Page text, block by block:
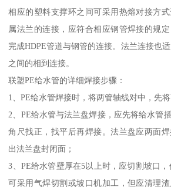
相应的塑料支撑环之间可采用热熔对接方
属法兰的连接，应符合相应钢管焊接的规
完成HDPE管道与钢管的连接。法兰连接也
之间的相到连接。
联塑PE给水管的详细焊接步骤：
1、PE给水管焊接时，将两管轴线对中，先
2、PE给水管与法兰盘焊接，应先将给水管
角尺找正，找平后再焊接。法兰盘应两面
出法兰盘封闭面；
3、PE给水管壁厚在5以上时，应切割坡口
可采用气焊切割或坡口机加工，但应清理